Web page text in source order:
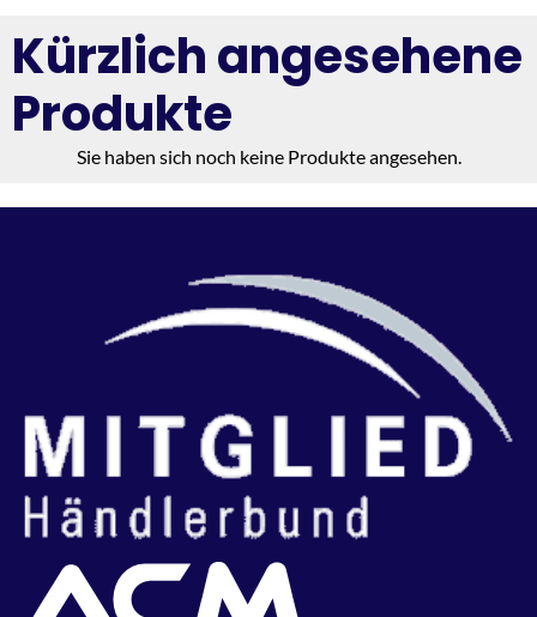
Kürzlich angesehene
Produkte
Sie haben sich noch keine Produkte angesehen.